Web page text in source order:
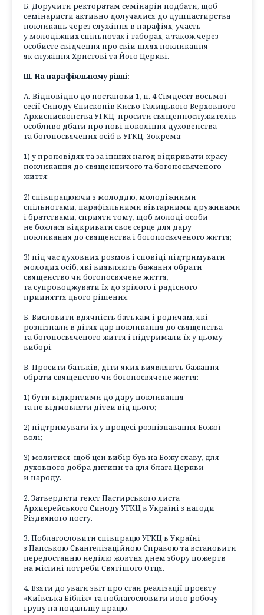
Б. Доручити ректоратам семінарій подбати, щоб
семінаристи активно долучалися до душпастирства
покликань через служіння в парафіях, участь
у молодіжних спільнотах і таборах, а також через
особисте свідчення про свій шлях покликання
як служіння Христові та Його Церкві.
ІІІ. На парафіяльному рівні:
А. Відповідно до постанови 1, п. 4 Сімдесят восьмої
сесії Синоду Єпископів Києво-Галицького Верховного
Архиєпископства УГКЦ, просити священнослужителів
особливо дбати про нові покоління духовенства
та богопосвячених осіб в УГКЦ. Зокрема:
1) у проповідях та за інших нагод відкривати красу
покликання до священничого та богопосвяченого
життя;
2) співпрацюючи з молоддю, молодіжними
спільнотами, парафіяльними вівтарними дружинами
і братствами, сприяти тому, щоб молоді особи
не боялася відкривати своє серце для дару
покликання до священства і богопосвяченого життя;
3) під час духовних розмов і сповіді підтримувати
молодих осіб, які виявляють бажання обрати
священство чи богопосвячене життя,
та супроводжувати їх до зрілого і радісного
прийняття цього рішення.
Б. Висловити вдячність батькам і родичам, які
розпізнали в дітях дар покликання до священства
та богопосвяченого життя і підтримали їх у цьому
виборі.
В. Просити батьків, діти яких виявляють бажання
обрати священство чи богопосвячене життя:
1) бути відкритими до дару покликання
та не відмовляти дітей від цього;
2) підтримувати їх у процесі розпізнавання Божої
волі;
3) молитися, щоб цей вибір був на Божу славу, для
духовного добра дитини та для блага Церкви
й народу.
2. Затвердити текст Пастирського листа
Архиєрейського Синоду УГКЦ в Україні з нагоди
Різдвяного посту.
3. Поблагословити співпрацю УГКЦ в Україні
з Папською Євангелізаційною Справою та встановити
передостанню неділю жовтня днем збору пожертв
на місійні потреби Святішого Отця.
4. Взяти до уваги звіт про стан реалізації проєкту
«Київська Біблія» та поблагословити його робочу
групу на подальшу працю.